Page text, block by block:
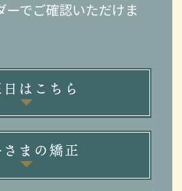
ーでご確認いただけま
はこちら
まの矯正